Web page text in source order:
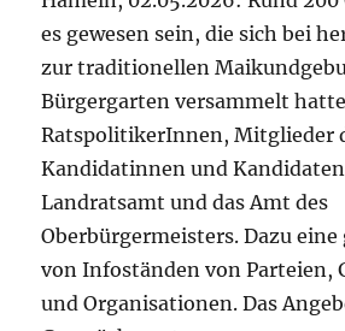
es gewesen sein, die sich bei
zur traditionellen
Bürgergarten versammelt
RatspolitikerInnen, Mitglieder
Kandidatinnen und
Landratsamt und das Amt des
Oberbürgermeisters. Dazu eine
von Infoständen von Parteien,
und Organisationen. Das